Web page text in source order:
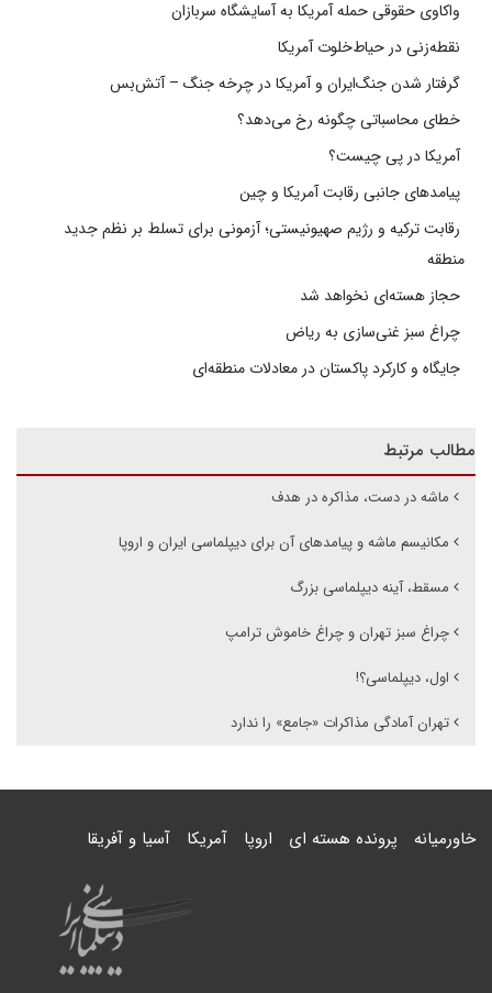
واکاوی حقوقی حمله آمریکا به آسایشگاه سربازان
نقطه‌زنی در حیاط‌خلوت آمریکا
گرفتار شدن جنگ‌ایران و آمریکا در چرخه جنگ – آتش‌بس
خطای محاسباتی چگونه رخ می‌دهد؟
آمریکا در پی چیست؟
پیامدهای جانبی رقابت آمریکا و چین
رقابت ترکیه و رژیم صهیونیستی؛ آزمونی برای تسلط بر نظم جدید
منطقه
حجاز هسته‌ای نخواهد شد
چراغ سبز غنی‌سازی به ریاض
جایگاه و کارکرد پاکستان در معادلات منطقه‌ای
مطالب مرتبط
ماشه در دست، مذاکره در هدف
مکانیسم ماشه و پیامدهای آن برای دیپلماسی ایران و اروپا
مسقط، آینه دیپلماسی بزرگ
چراغ سبز تهران و چراغ خاموش ترامپ
اول، دیپلماسی؟!
تهران آمادگی مذاکرات «جامع» را ندارد
خاورمیانه پرونده هسته ای اروپا آمریکا آسیا و آفریقا